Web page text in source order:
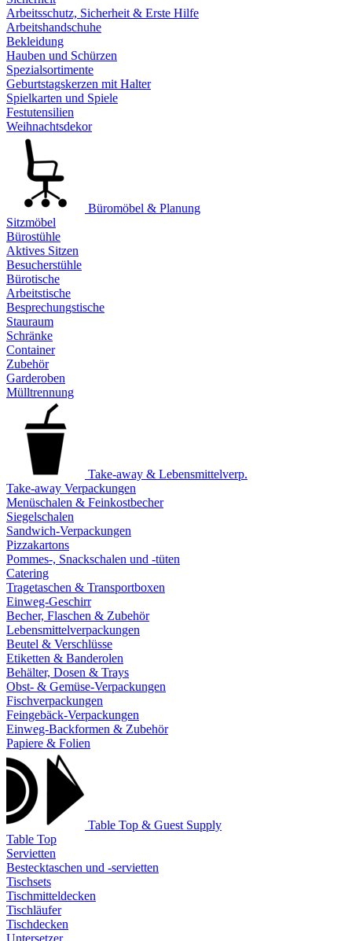
Arbeitsschutz, Sicherheit & Erste Hilfe
Arbeitshandschuhe
Bekleidung
Hauben und Schürzen
Spezialsortimente
Geburtstagskerzen mit Halter
Spielkarten und Spiele
Festutensilien
Weihnachtsdekor
Büromöbel & Planung
Sitzmöbel
Bürostühle
Aktives Sitzen
Besucherstühle
Bürotische
Arbeitstische
Besprechungstische
Stauraum
Schränke
Container
Zubehör
Garderoben
Mülltrennung
Take-away & Lebensmittelverp.
Take-away Verpackungen
Menüschalen & Feinkostbecher
Siegelschalen
Sandwich-Verpackungen
Pizzakartons
Pommes-, Snackschalen und -tüten
Catering
Tragetaschen & Transportboxen
Einweg-Geschirr
Becher, Flaschen & Zubehör
Lebensmittelverpackungen
Beutel & Verschlüsse
Etiketten & Banderolen
Behälter, Dosen & Trays
Obst- & Gemüse-Verpackungen
Fischverpackungen
Feingebäck-Verpackungen
Einweg-Backformen & Zubehör
Papiere & Folien
Table Top & Guest Supply
Table Top
Servietten
Bestecktaschen und -servietten
Tischsets
Tischmitteldecken
Tischläufer
Tischdecken